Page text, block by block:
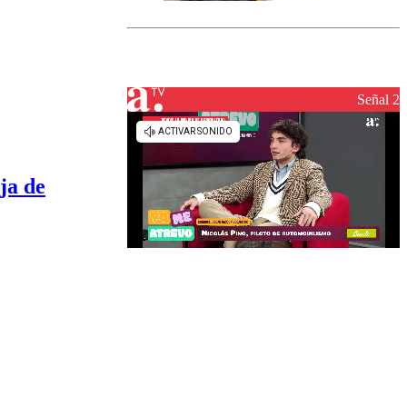
de
el fin de la
reconstrucciónSeñal 2